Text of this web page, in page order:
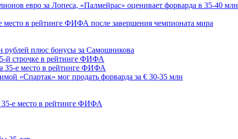
евро за Лопеса, «Палмейрас» оценивает форварда в 35-40 млн
место в рейтинге ФИФА после завершения чемпионата мира
рублей плюс бонусы за Самошникова
строчке в рейтинге ФИФА
35‑е место в рейтинге ФИФА
«Спартак» мог продать форварда за € 30-35 млн
35-е место в рейтинге ФИФА